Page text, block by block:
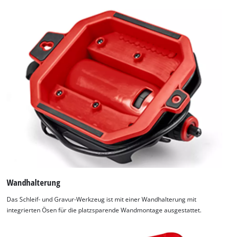
Wandhalterung
Das Schleif- und Gravur-Werkzeug ist mit einer Wandhalterung mit
integrierten Ösen für die platzsparende Wandmontage ausgestattet.